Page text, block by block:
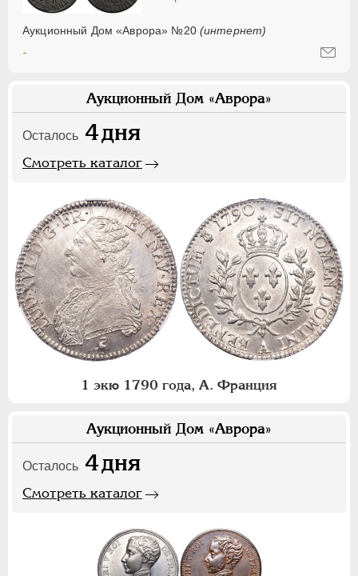
Аукционный Дом «Аврора» №20 (интернет)
-
Аукционный Дом «Аврора»
Осталось 4дня
Смотреть каталог
1 экю 1790 года, А. Франция
Аукционный Дом «Аврора»
Осталось 4дня
Смотреть каталог